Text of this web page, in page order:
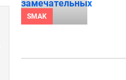
SMAK